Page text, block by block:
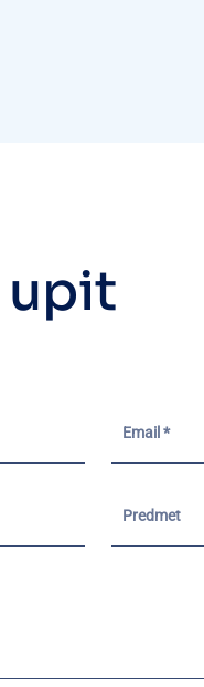
upit